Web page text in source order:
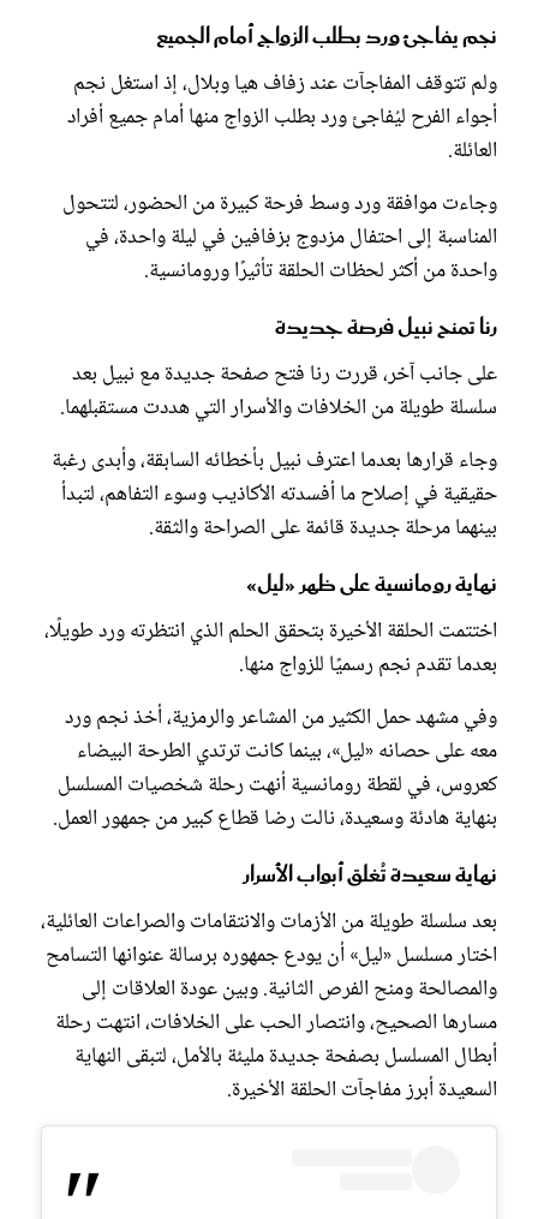
نجم يفاجئ ورد بطلب الزواج أمام الجميع
ولم تتوقف المفاجآت عند زفاف هيا وبلال، إذ استغل نجم
أجواء الفرح ليُفاجئ ورد بطلب الزواج منها أمام جميع أفراد
العائلة.
وجاءت موافقة ورد وسط فرحة كبيرة من الحضور، لتتحول
المناسبة إلى احتفال مزدوج بزفافين في ليلة واحدة، في
واحدة من أكثر لحظات الحلقة تأثيرًا ورومانسية.
رنا تمنح نبيل فرصة جديدة
على جانب آخر، قررت رنا فتح صفحة جديدة مع نبيل بعد
سلسلة طويلة من الخلافات والأسرار التي هددت مستقبلهما.
وجاء قرارها بعدما اعترف نبيل بأخطائه السابقة، وأبدى رغبة
حقيقية في إصلاح ما أفسدته الأكاذيب وسوء التفاهم، لتبدأ
بينهما مرحلة جديدة قائمة على الصراحة والثقة.
نهاية رومانسية على ظهر «ليل»
اختتمت الحلقة الأخيرة بتحقق الحلم الذي انتظرته ورد طويلًا،
بعدما تقدم نجم رسميًا للزواج منها.
وفي مشهد حمل الكثير من المشاعر والرمزية، أخذ نجم ورد
معه على حصانه «ليل»، بينما كانت ترتدي الطرحة البيضاء
كعروس، في لقطة رومانسية أنهت رحلة شخصيات المسلسل
بنهاية هادئة وسعيدة، نالت رضا قطاع كبير من جمهور العمل.
نهاية سعيدة تُغلق أبواب الأسرار
بعد سلسلة طويلة من الأزمات والانتقامات والصراعات العائلية،
اختار مسلسل «ليل» أن يودع جمهوره برسالة عنوانها التسامح
والمصالحة ومنح الفرص الثانية. وبين عودة العلاقات إلى
مسارها الصحيح، وانتصار الحب على الخلافات، انتهت رحلة
أبطال المسلسل بصفحة جديدة مليئة بالأمل، لتبقى النهاية
السعيدة أبرز مفاجآت الحلقة الأخيرة.